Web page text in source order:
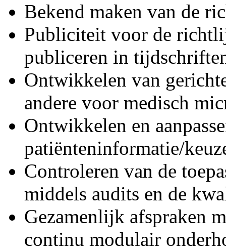
Bekend maken van de
Publiciteit voor de
publiceren in
Ontwikkelen van
andere voor medisch
Ontwikkelen en
patiënteninformatie/
Controleren van de
middels audits en de
Gezamenlijk afspraken
continu modulair